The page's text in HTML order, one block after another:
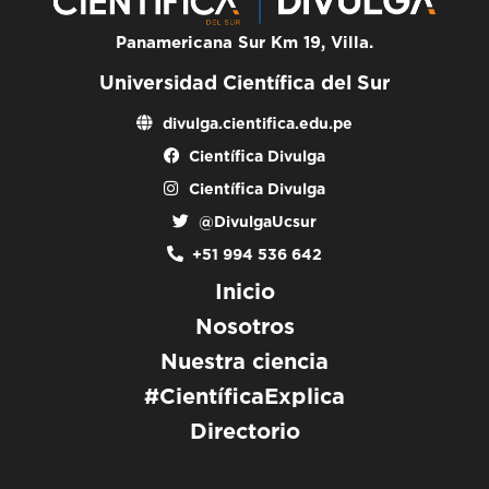
Panamericana Sur Km 19, Villa.
Universidad Científica del Sur
divulga.cientifica.edu.pe
Científica Divulga
Científica Divulga
@DivulgaUcsur
+51 994 536 642
Inicio
Nosotros
Nuestra ciencia
#CientíficaExplica
Directorio